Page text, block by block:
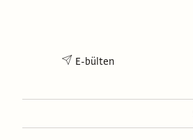
E-bülten